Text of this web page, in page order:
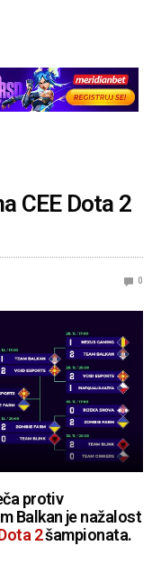
CEE Dota 2
0
protiv
Balkan je nažalost
2šampionata.